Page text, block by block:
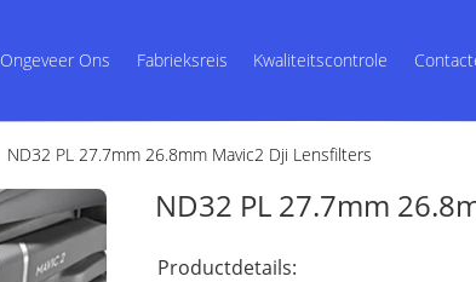
Ongeveer Ons Fabrieksreis Kwaliteitscontrole
ND32 PL 27.7mm 26.8mm Mavic2 Dji Lensfilters
ND32 PL 27.7mm
Productdetails: